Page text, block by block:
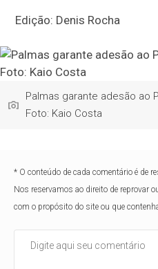
Edição: Denis Rocha
Palmas garante adesão ao
Foto: Kaio Costa
* O conteúdo de cada comentário é de
Nos reservamos ao direito de reprovar
com o propósito do site ou que